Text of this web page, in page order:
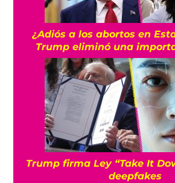
¿Adiós a los abortos en
Trump eliminó una
Trump firma Ley “Take It
deepfakes